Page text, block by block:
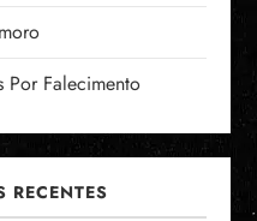
Por Falecimento
RECENTES